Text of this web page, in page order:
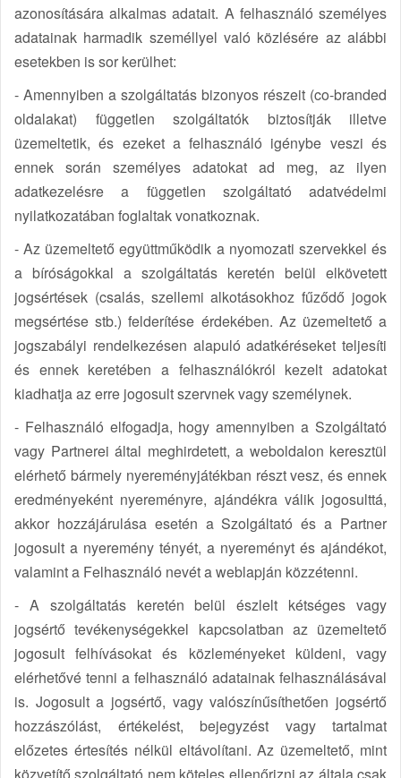
azonosítására alkalmas adatait. A felhasználó személyes
adatainak harmadik személlyel való közlésére az alábbi
esetekben is sor kerülhet:
- Amennyiben a szolgáltatás bizonyos részeit (co-branded
oldalakat) független szolgáltatók biztosítják illetve
üzemeltetik, és ezeket a felhasználó igénybe veszi és
ennek során személyes adatokat ad meg, az ilyen
adatkezelésre a független szolgáltató adatvédelmi
nyilatkozatában foglaltak vonatkoznak.
- Az üzemeltető együttműködik a nyomozati szervekkel és
a bíróságokkal a szolgáltatás keretén belül elkövetett
jogsértések (csalás, szellemi alkotásokhoz fűződő jogok
megsértése stb.) felderítése érdekében. Az üzemeltető a
jogszabályi rendelkezésen alapuló adatkéréseket teljesíti
és ennek keretében a felhasználókról kezelt adatokat
kiadhatja az erre jogosult szervnek vagy személynek.
- Felhasználó elfogadja, hogy amennyiben a Szolgáltató
vagy Partnerei által meghirdetett, a weboldalon keresztül
elérhető bármely nyereményjátékban részt vesz, és ennek
eredményeként nyereményre, ajándékra válik jogosulttá,
akkor hozzájárulása esetén a Szolgáltató és a Partner
jogosult a nyeremény tényét, a nyereményt és ajándékot,
valamint a Felhasználó nevét a weblapján közzétenni.
- A szolgáltatás keretén belül észlelt kétséges vagy
jogsértő tevékenységekkel kapcsolatban az üzemeltető
jogosult felhívásokat és közleményeket küldeni, vagy
elérhetővé tenni a felhasználó adatainak felhasználásával
is. Jogosult a jogsértő, vagy valószínűsíthetően jogsértő
hozzászólást, értékelést, bejegyzést vagy tartalmat
előzetes értesítés nélkül eltávolítani. Az üzemeltető, mint
közvetítő szolgáltató nem köteles ellenőrizni az általa csak